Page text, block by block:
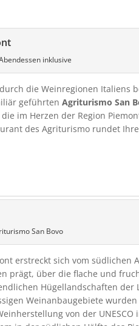
inklusive
die Weinregionen Italiens
geführten Agriturismo San
im Herzen der Region
des Agriturismo rundet
San Bovo
erstreckt sich vom südlichen
prägt, über die flache und
Hügellandschaften der
Weinanbaugebiete
von der UNESCO